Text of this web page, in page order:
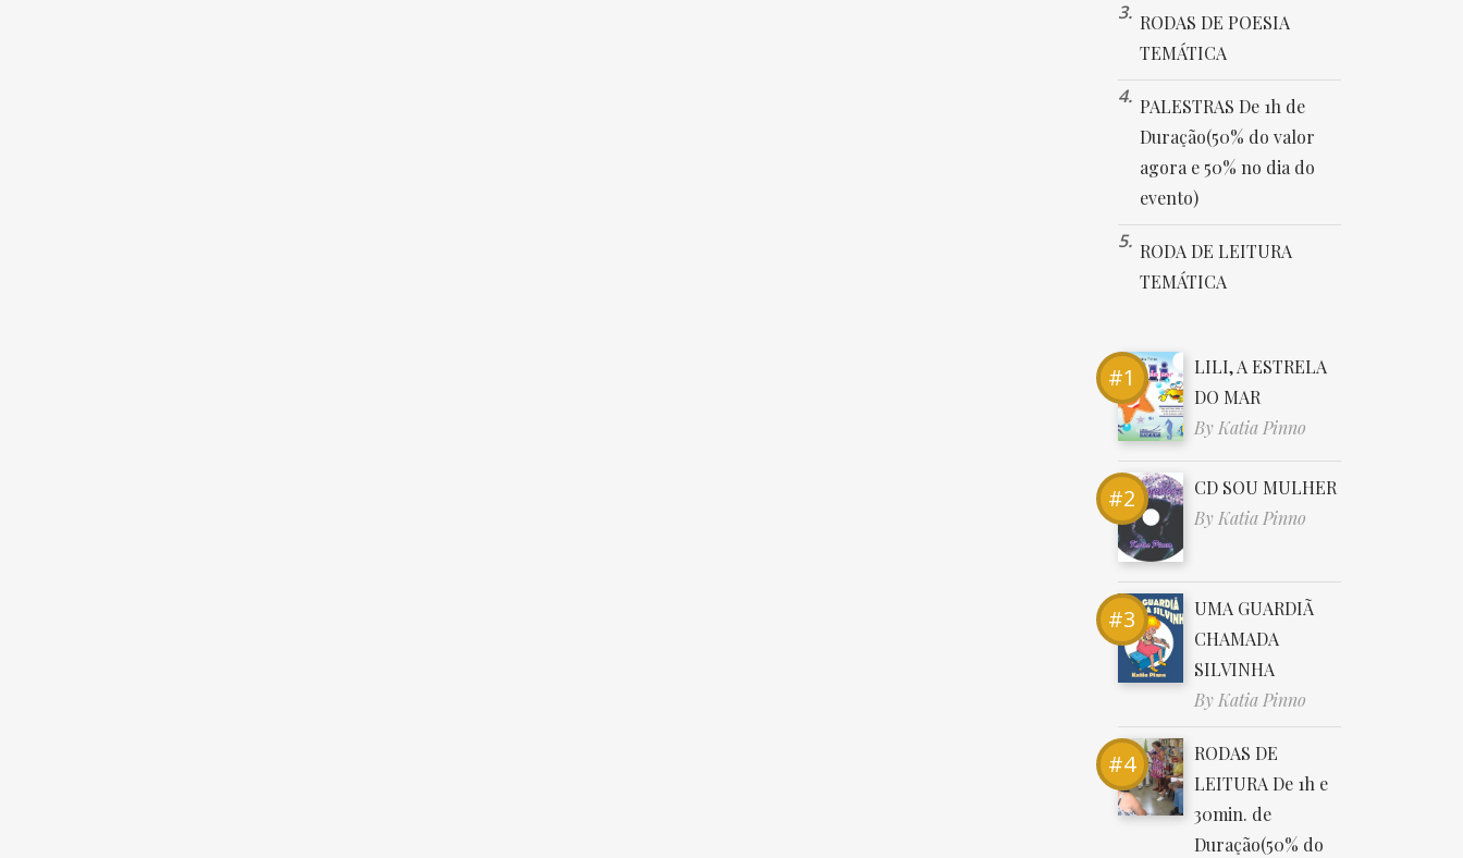
RODAS DE POESIA
TEMÁTICA
PALESTRAS De 1h de
Duração(50% do valor
agora e 50% no dia do
evento)
RODA DE LEITURA
TEMÁTICA
LILI, A ESTRELA
DO MAR
By Katia Pinno
CD SOU MULHER
By Katia Pinno
UMA GUARDIÃ
CHAMADA
SILVINHA
By Katia Pinno
RODAS DE
LEITURA De 1h e
30min. de
Duração(50% do